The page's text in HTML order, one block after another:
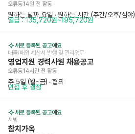
오류동14일 전 활동
원하는 날짜,요일 · 원하는 시간 (주간/오후/심야)
일급 : 135,720원~195,720원
새로 등록된 공고예요
매출/매입 계산서 발행 및 관리업무
영업지원 경력사원 채용공고
오류동14시간 전 활동
주 5일 (월~금) · 협의
면접 후 결정
새로 등록된 공고예요
서빙
참치가옥